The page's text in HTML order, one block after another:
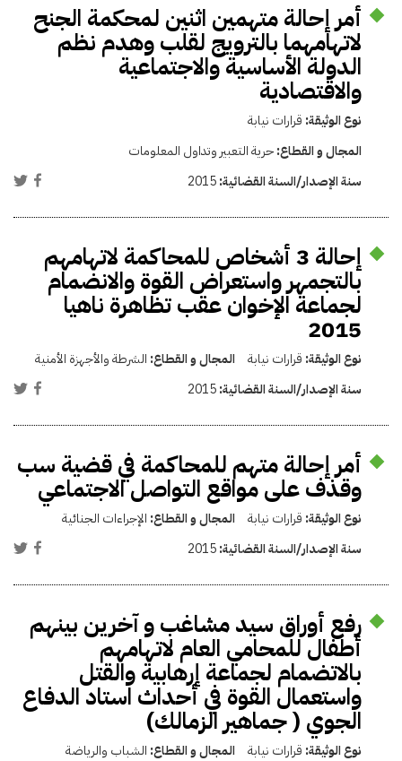
أمر إحالة متهمين اثنين لمحكمة الجنح
لاتهامهما بالترويج لقلب وهدم نظم
الدولة الأساسية والاجتماعية
والاقتصادية
نوع الوثيقة: قرارات نيابة
المجال و القطاع:حرية التعبير وتداول المعلومات
سنة الإصدار/السنة القضائية:2015
إحالة 3 أشخاص للمحاكمة لاتهامهم
بالتجمهر واستعراض القوة والانضمام
لجماعة الإخوان عقب تظاهرة ناهيا
2015
نوع الوثيقة: قرارات نيابة المجال و القطاع: الشرطة والأجهزة الأمنية
سنة الإصدار/السنة القضائية:2015
أمر إحالة متهم للمحاكمة في قضية سب
وقذف على مواقع التواصل الاجتماعي
نوع الوثيقة: قرارات نيابة المجال و القطاع: الإجراءات الجنائية
سنة الإصدار/السنة القضائية:2015
رفع أوراق سيد مشاغب و آخرين بينهم
أطفال للمحامي العام لاتهامهم
بالاتضمام لجماعة إرهابية والقتل
واستعمال القوة في أحداث استاد الدفاع
الجوي ( جماهير الزمالك)
نوع الوثيقة: قرارات نيابة المجال و القطاع: الشباب والرياضة